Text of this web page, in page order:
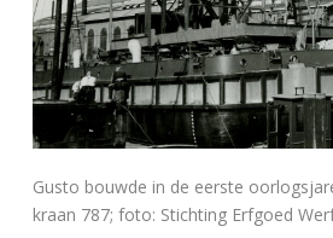
Gusto bouwde in de eerste
kraan 787; foto: Stichting Erfgoed